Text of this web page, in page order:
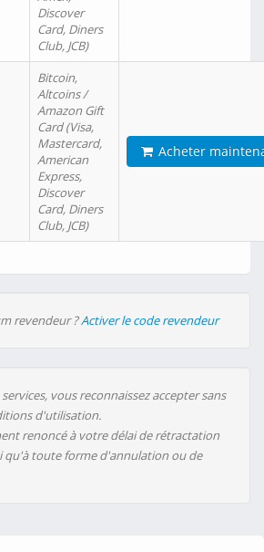
Discover
Card, Diners
Club, JCB)
Bitcoin,
Altcoins /
Amazon Gift
Card (Visa,
Mastercard,
American
Express,
Discover
Card, Diners
Club, JCB)
Acheter
revendeur ?Activer le code revendeur
vous reconnaissez accepter sans
d'utilisation.
renoncé à votre délai de rétractation
qu'à toute forme d'annulation ou de